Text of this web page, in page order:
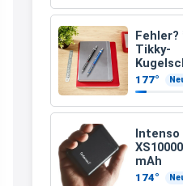
Fehler?
Tikky-
blaue
mittlere
blau (1,0
Stück)
177°
Intenso
mAh
174°
Och siche
Kerstin
Meggle